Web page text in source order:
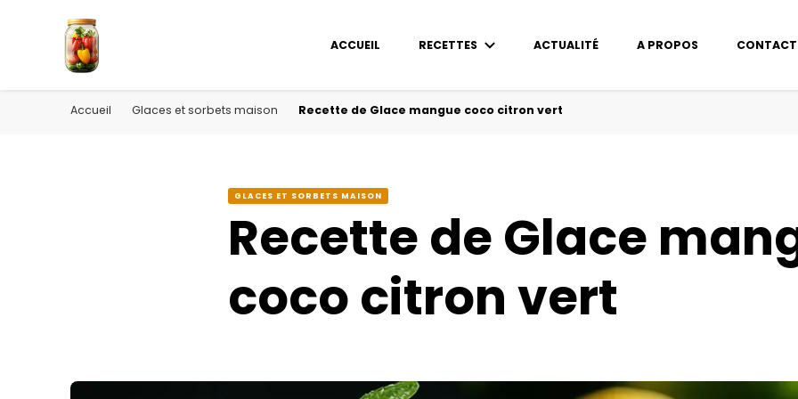
ACCUEIL RECETTES ACTUALITÉ A PROPOS CONTACT
Accueil Glaces et sorbets maison Recette de Glace mangue coco citron vert
GLACES ET SORBETS MAISON
Recette de Glace
coco citron vert